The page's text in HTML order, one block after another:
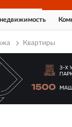
Квартиры